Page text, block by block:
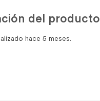
del producto
hace 5 meses.